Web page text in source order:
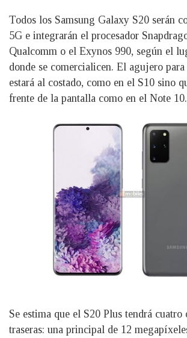
Todos los Samsung Galaxy S20 serán
5G e integrarán el procesador
Qualcomm o el Exynos 990, según el
donde se comercialicen. El agujero
estará al costado, como en el S10 sino
frente de la pantalla como en el Note 10.
Se estima que el S20 Plus tendrá cuatro
traseras: una principal de 12